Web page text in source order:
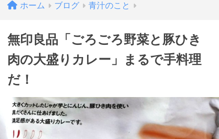
ホーム ブログ 青汁のこと
無印良品「ごろごろ野菜と豚ひき
肉の大盛りカレー」まるで手料理
だ！